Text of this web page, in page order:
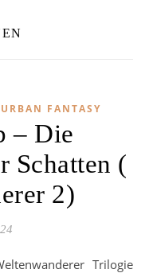
URBAN FANTASY
– Die
Schatten (
2)